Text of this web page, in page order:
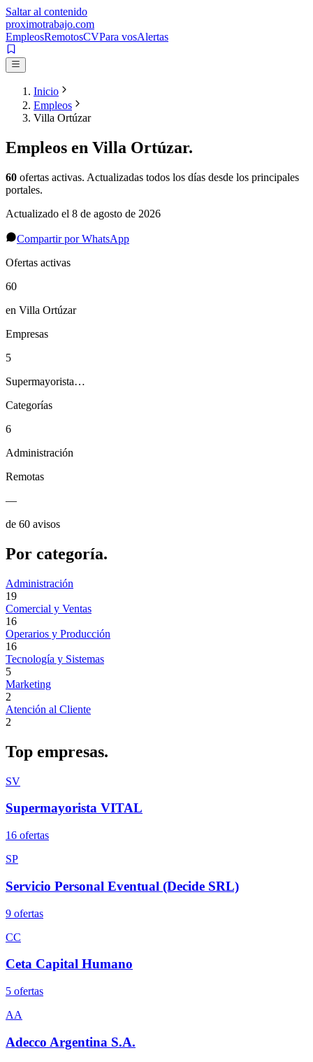
Saltar al contenido
proximotrabajo.com
EmpleosRemotosCVPara vosAlertas
Inicio
Empleos
Villa Ortúzar
Empleos en Villa Ortúzar.
60 ofertas activas. Actualizadas todos los días desde los principales
portales.
Actualizado el 8 de agosto de 2026
Compartir por WhatsApp
Ofertas activas
60
en Villa Ortúzar
Empresas
5
Supermayorista…
Categorías
6
Administración
Remotas
—
de 60 avisos
Por categoría.
Administración
19
Comercial y Ventas
16
Operarios y Producción
16
Tecnología y Sistemas
5
Marketing
2
Atención al Cliente
2
Top empresas.
SV
Supermayorista VITAL
16 ofertas
SP
Servicio Personal Eventual (Decide SRL)
9 ofertas
CC
Ceta Capital Humano
5 ofertas
AA
Adecco Argentina S.A.